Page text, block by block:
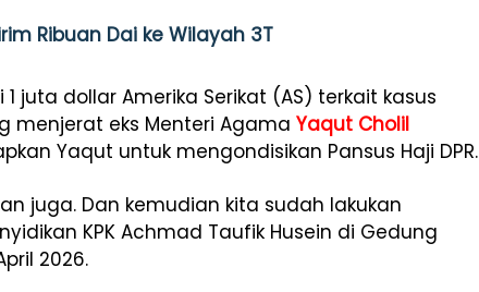
Ribuan Dai ke Wilayah 3T
juta dollar Amerika Serikat (AS) terkait kasus
menjerat eks Menteri Agama Yaqut Cholil
Yaqut untuk mengondisikan Pansus Haji DPR.
juga. Dan kemudian kita sudah lakukan
KPK Achmad Taufik Husein di Gedung
2026.